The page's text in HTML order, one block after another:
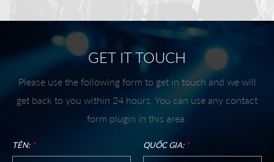
GET IT TOUCH
Please use the following form to get in touch and we will
get back to you within 24 hours. You can use any contact
form plugin in this area.
TÊN: * QUỐC GIA: *